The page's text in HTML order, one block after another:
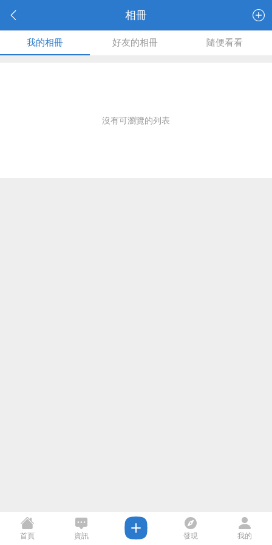
相冊
我的相冊 好友的相冊 隨便看看
沒有可瀏覽的列表
首頁 資訊 發現 我的